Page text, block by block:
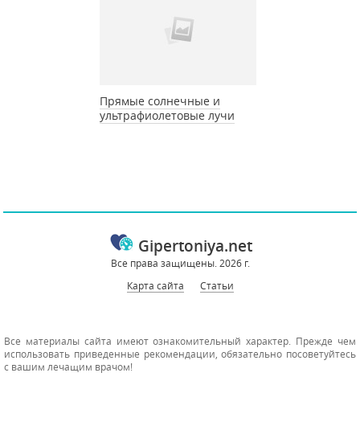
Прямые солнечные и
ультрафиолетовые лучи
Gipertoniya.net
Все права защищены. 2026 г.
Карта сайта
Статьи
Все материалы сайта имеют ознакомительный характер. Прежде чем
использовать приведенные рекомендации, обязательно посоветуйтесь
с вашим лечащим врачом!